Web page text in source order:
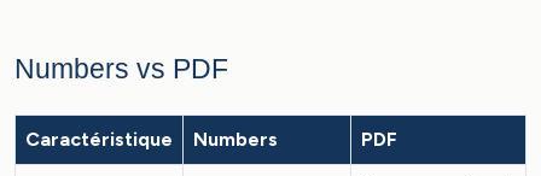
Numbers vs PDF
Caractéristique Numbers PDF